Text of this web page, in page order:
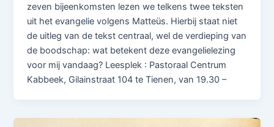
zeven bijeenkomsten lezen we telkens twee teksten
uit het evangelie volgens Matteüs. Hierbij staat niet
de uitleg van de tekst centraal, wel de verdieping van
de boodschap: wat betekent deze evangelielezing
voor mij vandaag? Leesplek : Pastoraal Centrum
Kabbeek, Gilainstraat 104 te Tienen, van 19.30 –